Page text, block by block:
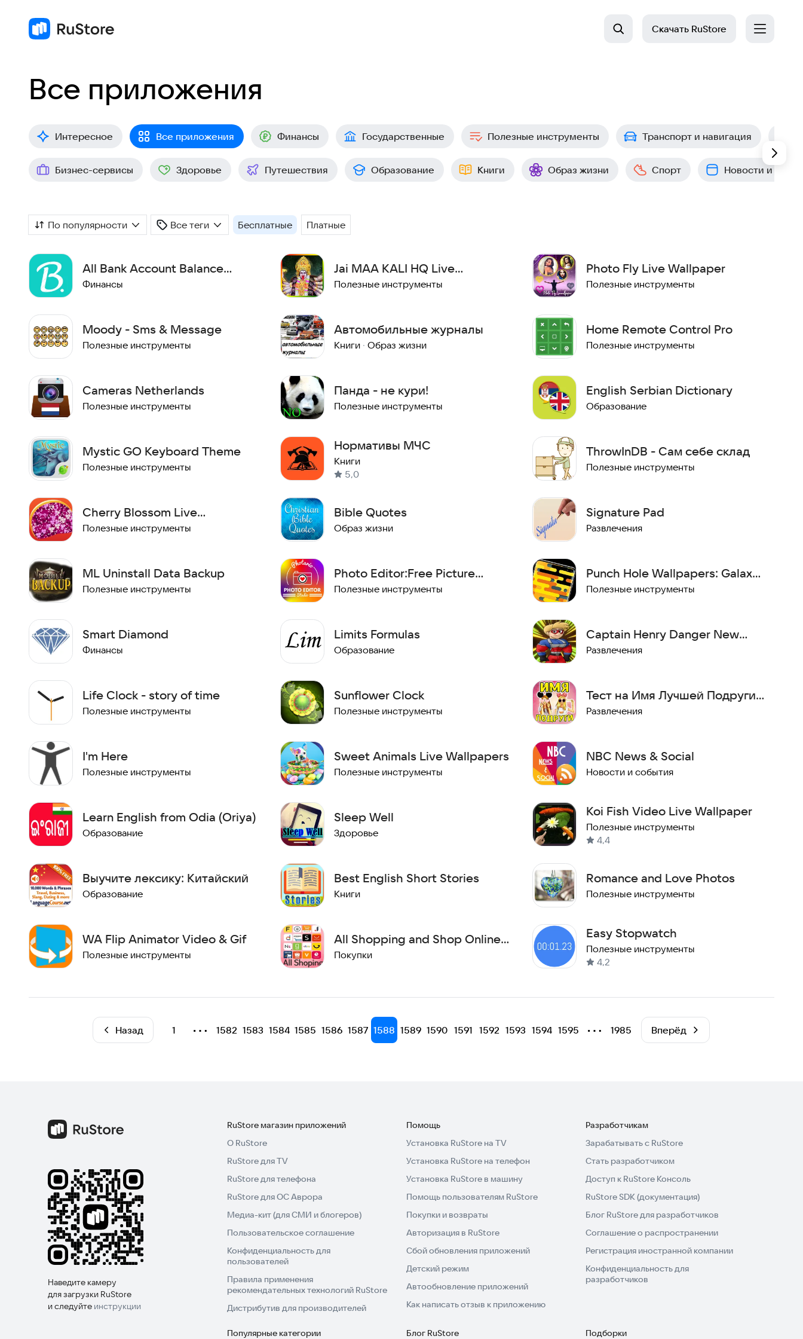
Скачать RuStore
Все приложения
Интересное Все приложения Финансы Государственные Полезные инструменты Транспорт и навигация
Бизнес-сервисы Здоровье Путешествия Образование Книги Образ жизни Спорт Новости и
По популярности Все теги Бесплатные Платные
All Bank Account Balance
Checker
Финансы
Jai MAA KALI HQ Live
Wallpaper
Полезные инструменты
Photo Fly Live Wallpaper
Полезные инструменты
Moody - Sms & Message
Полезные инструменты
Автомобильные журналы
Книги · Образ жизни
Home Remote Control Pro
Полезные инструменты
Cameras Netherlands
Полезные инструменты
Панда - не кури!
Полезные инструменты
English Serbian Dictionary
Образование
Mystic GO Keyboard Theme
Полезные инструменты
Нормативы МЧС
Книги
5,0
ThrowInDB - Сам себе склад
Полезные инструменты
Cherry Blossom Live
Wallpapers
Полезные инструменты
Bible Quotes
Образ жизни
Signature Pad
Развлечения
ML Uninstall Data Backup
Полезные инструменты
Photo Editor:Free Picture
Effects,Filter & Collage
Полезные инструменты
Punch Hole Wallpapers: Galaxy
Note 10 Wallpapers
Полезные инструменты
Smart Diamond
Финансы
Limits Formulas
Образование
Captain Henry Danger New
Videos
Развлечения
Life Clock - story of time
Полезные инструменты
Sunflower Clock
Полезные инструменты
Тест на Имя Лучшей Подруги -
Шутка
Развлечения
I'm Here
Полезные инструменты
Sweet Animals Live Wallpapers
Полезные инструменты
NBC News & Social
Новости и события
Learn English from Odia (Oriya)
Образование
Sleep Well
Здоровье
Koi Fish Video Live Wallpaper
Полезные инструменты
4,4
Выучите лексику: Китайский
Образование
Best English Short Stories
Книги
Romance and Love Photos
Полезные инструменты
WA Flip Animator Video & Gif
Полезные инструменты
All Shopping and Shop Online
in one app.
Покупки
Easy Stopwatch
Полезные инструменты
4,2
Назад 1 ⋯ 1582 1583 1584 1585 1586 1587 1588 1589 1590 1591 1592 1593 1594 1595 ⋯ 1985 Вперёд
Наведите камеру
для загрузки RuStore
и следуйте инструкции
RuStore магазин приложений
О RuStore
RuStore для TV
RuStore для телефона
RuStore для ОС Аврора
Медиа-кит (для СМИ и блогеров)
Пользовательское соглашение
Конфиденциальность для
пользователей
Правила применения
рекомендательных технологий RuStore
Дистрибутив для производителей
Помощь
Установка RuStore на TV
Установка RuStore на телефон
Установка RuStore в машину
Помощь пользователям RuStore
Покупки и возвраты
Авторизация в RuStore
Сбой обновления приложений
Детский режим
Автообновление приложений
Как написать отзыв к приложению
Разработчикам
Зарабатывать с RuStore
Стать разработчиком
Доступ к RuStore Консоль
RuStore SDK (документация)
Блог RuStore для разработчиков
Соглашение о распространении
Регистрация иностранной компании
Конфиденциальность для
разработчиков
Популярные категории Блог RuStore Подборки